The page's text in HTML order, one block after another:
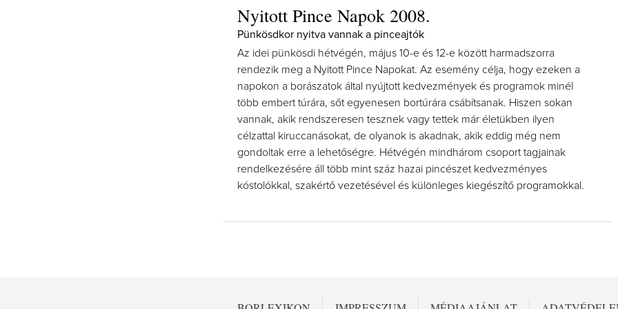
Nyitott Pince Napok 2008.
Pünkösdkor nyitva vannak a pinceajtók
Az idei pünkösdi hétvégén, május 10-e és 12-e között harmadszorra
rendezik meg a Nyitott Pince Napokat. Az esemény célja, hogy ezeken a
napokon a borászatok által nyújtott kedvezmények és programok minél
több embert túrára, sőt egyenesen bortúrára csábítsanak. Hiszen sokan
vannak, akik rendszeresen tesznek vagy tettek már életükben ilyen
célzattal kiruccanásokat, de olyanok is akadnak, akik eddig még nem
gondoltak erre a lehetőségre. Hétvégén mindhárom csoport tagjainak
rendelkezésére áll több mint száz hazai pincészet kedvezményes
kóstolókkal, szakértő vezetésével és különleges kiegészítő programokkal.